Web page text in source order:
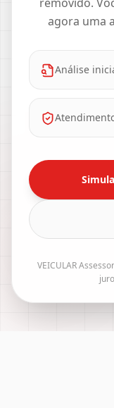
agora uma
Análise
VEICULAR